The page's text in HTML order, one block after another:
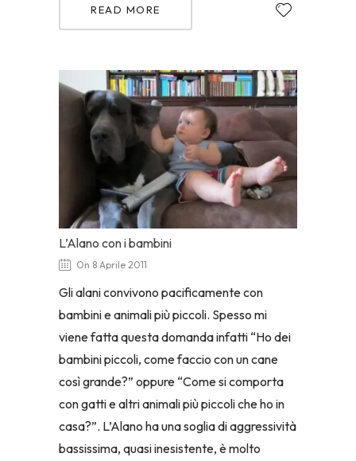
READ MORE
L’Alano con i bambini
On 8 Aprile 2011
Gli alani convivono pacificamente con
bambini e animali più piccoli. Spesso mi
viene fatta questa domanda infatti “Ho dei
bambini piccoli, come faccio con un cane
così grande?” oppure “Come si comporta
con gatti e altri animali più piccoli che ho in
casa?”. L’Alano ha una soglia di aggressività
bassissima, quasi inesistente, è molto